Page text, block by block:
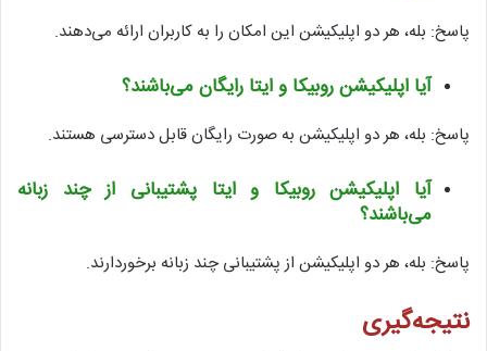
پاسخ: بله، هر دو اپلیکیشن این امکان را به کاربران ارائه می‌دهند.
آیا اپلیکیشن روبیکا و ایتا رایگان می‌باشند؟
پاسخ: بله، هر دو اپلیکیشن به صورت رایگان قابل دسترسی هستند.
آیا اپلیکیشن روبیکا و ایتا پشتیبانی از چند زبانه
می‌باشند؟
پاسخ: بله، هر دو اپلیکیشن از پشتیبانی چند زبانه برخوردارند.
نتیجه‌گیری